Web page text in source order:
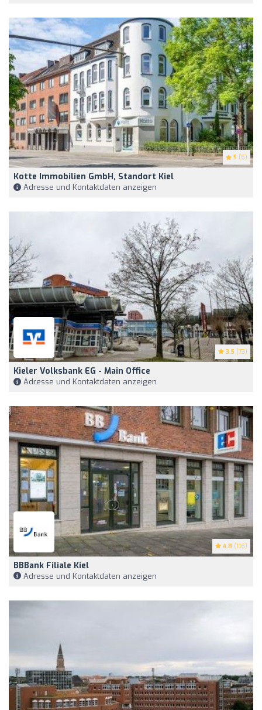
5 (5)
Kotte Immobilien GmbH, Standort Kiel
Adresse und Kontaktdaten anzeigen
3.5 (73)
Kieler Volksbank EG - Main Office
Adresse und Kontaktdaten anzeigen
4.8 (116)
BBBank Filiale Kiel
Adresse und Kontaktdaten anzeigen